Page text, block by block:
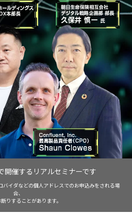
開催するリアルセミナーです
バイダなどの個人アドレスでのお申込みをされる場
合、
りすることがあります。